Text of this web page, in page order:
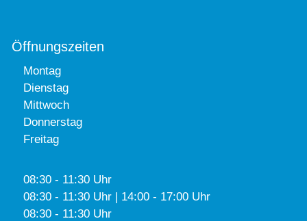
Öffnungszeiten
Montag
Dienstag
Mittwoch
Donnerstag
Freitag
08:30 - 11:30 Uhr
08:30 - 11:30 Uhr | 14:00 - 17:00 Uhr
08:30 - 11:30 Uhr